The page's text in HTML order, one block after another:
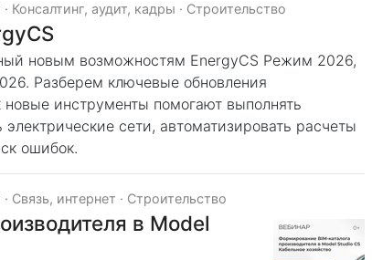
· Консалтинг, аудит, кадры · Строительство
новым возможностям EnergyCS Режим 2026,
Разберем ключевые обновления
инструменты помогают выполнять
сети, автоматизировать расчеты
ошибок.
· Связь, интернет · Строительство
в Model